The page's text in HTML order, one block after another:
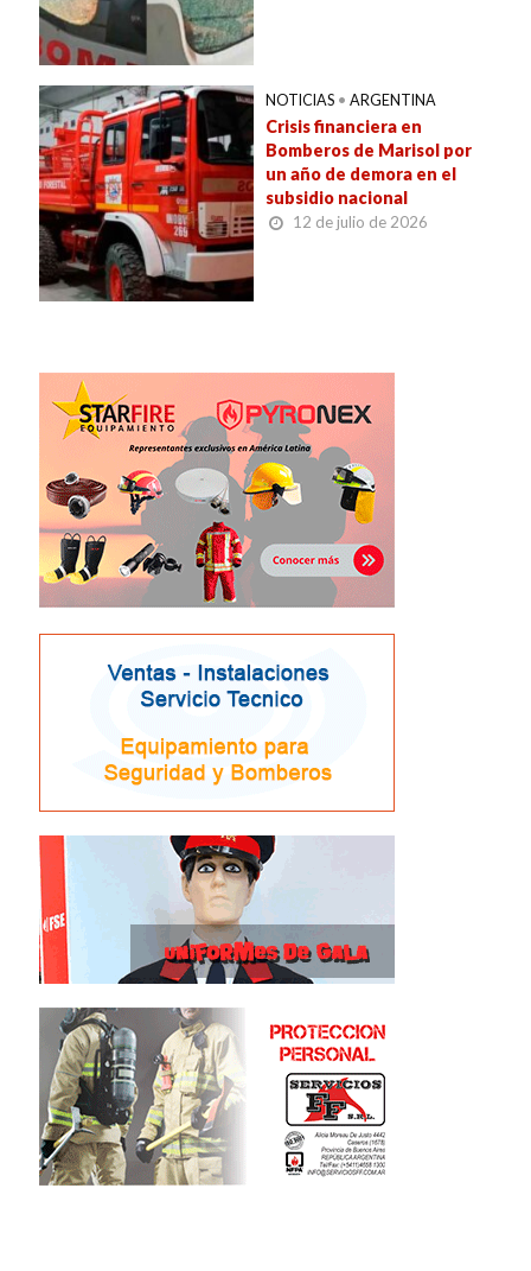
NOTICIAS • ARGENTINA
Crisis financiera en
Bomberos de Marisol por
un año de demora en el
subsidio nacional
12 de julio de 2026